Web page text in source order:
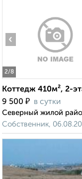
2/8
‹
Коттедж 410м², 2-
9 500 ₽ в сутки
Северный жилой
Собственник,